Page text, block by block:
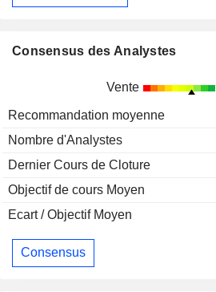
Consensus des Analystes
Vente
Recommandation moyenne
Nombre d'Analystes
Dernier Cours de Cloture
Objectif de cours Moyen
Ecart / Objectif Moyen
Consensus